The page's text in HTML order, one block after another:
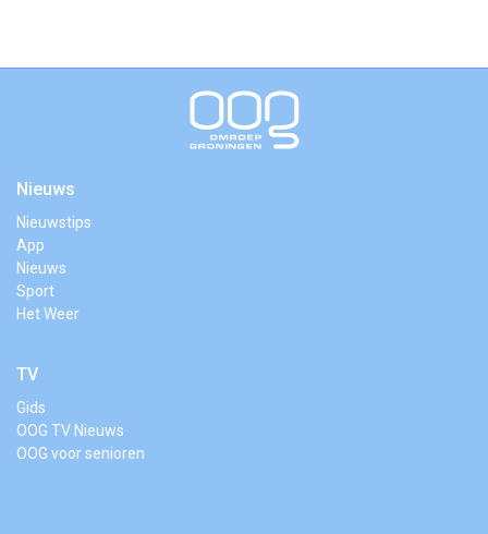
Nieuws
Nieuwstips
App
Nieuws
Sport
Het Weer
TV
Gids
OOG TV Nieuws
OOG voor senioren